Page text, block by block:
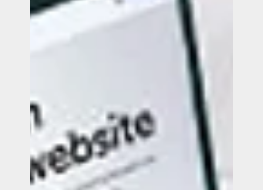
Onze expertise
Vacatures
Websites
Projecten